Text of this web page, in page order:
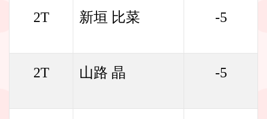
2T 新垣 比菜 -5
2T 山路 晶 -5